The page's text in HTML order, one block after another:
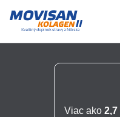
Viac ako 2,7